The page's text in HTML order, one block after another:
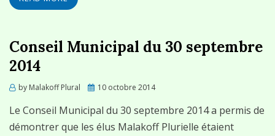
Conseil Municipal du 30 septembre
2014
by Malakoff Plural
Posted
10 octobre 2014
Le Conseil Municipal du 30 septembre 2014 a permis de
démontrer que les élus Malakoff Plurielle étaient